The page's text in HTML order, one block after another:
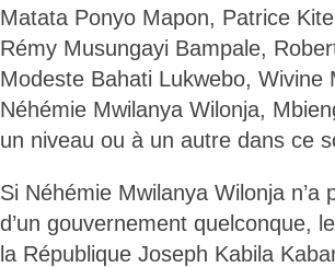
Matata Ponyo Mapon, Patrice
Rémy Musungayi Bampale,
Modeste Bahati Lukwebo,
Néhémie Mwilanya Wilonja,
un niveau ou à un autre dans ce
Si Néhémie Mwilanya Wilonja
d’un gouvernement quelconque,
la République Joseph Kabila